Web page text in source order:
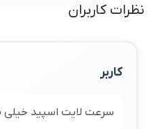
نظرات کاربران
کاربر
سرعت لایت اسپید خیلی